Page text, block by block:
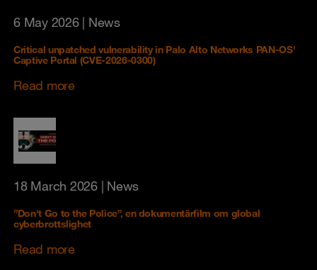
6 May 2026| News
Critical unpatched vulnerability in Palo Alto Networks PAN-OS'
Captive Portal (CVE-2026-0300)
Read more
18 March 2026| News
”Don't Go to the Police”, en dokumentärfilm om global
cyberbrottslighet
Read more